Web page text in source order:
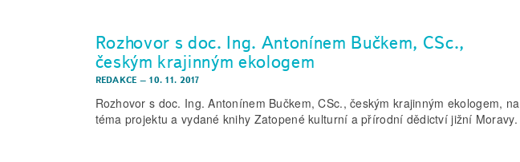
Rozhovor s doc. Ing. Antonínem Bučkem, CSc.,
českým krajinným ekologem
REDAKCE – 10. 11. 2017
Rozhovor s doc. Ing. Antonínem Bučkem, CSc., českým krajinným ekologem, na
téma projektu a vydané knihy Zatopené kulturní a přírodní dědictví jižní Moravy.